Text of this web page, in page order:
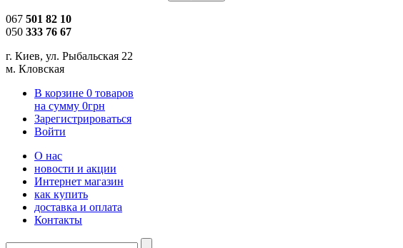
067 501 82 10
050 333 76 67
г. Киев, ул. Рыбальская 22
м. Кловская
В корзине 0 товаров
на сумму 0грн
Зарегистрироваться
Войти
О нас
новости и акции
Интернет магазин
как купить
доставка и оплата
Контакты